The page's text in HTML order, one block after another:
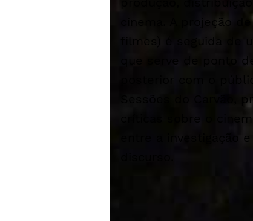
cinema. A projeção
que serve de ponto
posterior com o
Sessões do Carvão,
críticas sobre o
entre a investigação